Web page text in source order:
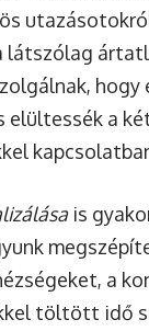
látszólag
hogy
elültessék a
is
a
töltött idő